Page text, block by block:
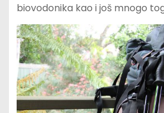
biovodonika kao i još mnogo